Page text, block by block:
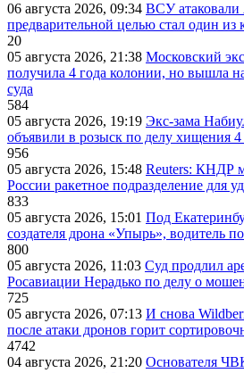
06 августа 2026, 09:34 ВСУ атаковали
предварительной целью стал один
20
05 августа 2026, 21:38 Московский
получила 4 года колонии, но вышла
суда
584
05 августа 2026, 19:19 Экс-зама
объявили в розыск по делу хищения
956
05 августа 2026, 15:48 Reuters: КНДР
России ракетное подразделение для
833
05 августа 2026, 15:01 Под
создателя дрона «Упырь», водитель
800
05 августа 2026, 11:03 Суд продлил
Росавиации Нерадько по делу о
725
05 августа 2026, 07:13 И снова
после атаки дронов горит
4742
04 августа 2026, 21:20 Основателя